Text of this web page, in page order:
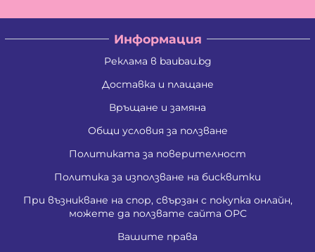
Информация
Реклама в baubau.bg
Доставка и плащане
Връщане и замяна
Общи условия за ползване
Политиката за поверителност
Политика за използване на бисквитки
При възникване на спор, свързан с покупка онлайн,
можете да ползвате сайта ОРС
Вашите права